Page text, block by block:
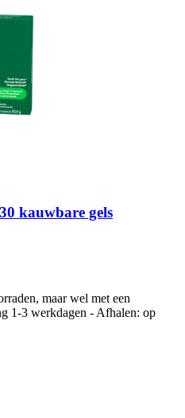
kauwbare gels
maar wel met een
1-3 werkdagen - Afhalen: op